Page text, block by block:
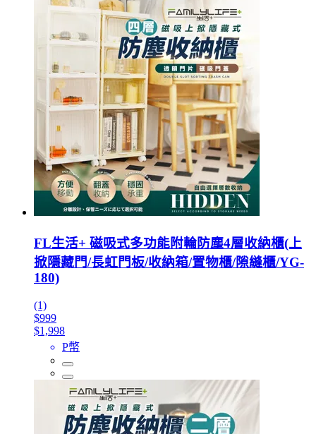
FL生活+ 磁吸式多功能附輪防塵4層收納櫃(上
掀隱藏門/長虹門板/收納箱/置物櫃/隙縫櫃/YG-
180)
(1)
$999
$1,998
P幣